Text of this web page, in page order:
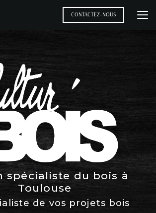
CONTACTEZ-NOUS
spécialiste du bois à
Toulouse
de vos projets bois